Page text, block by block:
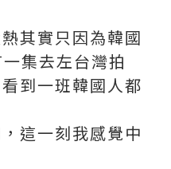
其實只因為韓國
集去左台灣拍
到一班韓國人都
這一刻我感覺中